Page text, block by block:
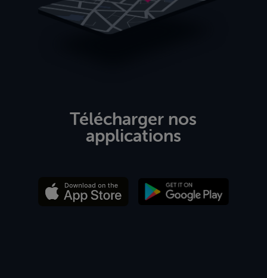
Télécharger nos
applications